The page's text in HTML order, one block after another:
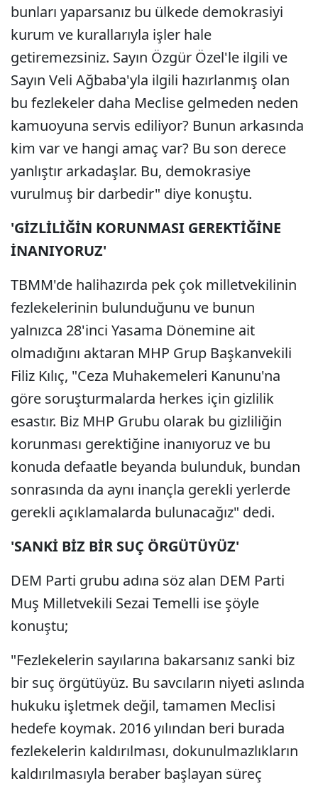
bunları yaparsanız bu ülkede demokrasiyi
kurum ve kurallarıyla işler hale
getiremezsiniz. Sayın Özgür Özel'le ilgili ve
Sayın Veli Ağbaba'yla ilgili hazırlanmış olan
bu fezlekeler daha Meclise gelmeden neden
kamuoyuna servis ediliyor? Bunun arkasında
kim var ve hangi amaç var? Bu son derece
yanlıştır arkadaşlar. Bu, demokrasiye
vurulmuş bir darbedir" diye konuştu.
'GİZLİLİĞİN KORUNMASI GEREKTİĞİNE
İNANIYORUZ'
TBMM'de halihazırda pek çok milletvekilinin
fezlekelerinin bulunduğunu ve bunun
yalnızca 28'inci Yasama Dönemine ait
olmadığını aktaran MHP Grup Başkanvekili
Filiz Kılıç, "Ceza Muhakemeleri Kanunu'na
göre soruşturmalarda herkes için gizlilik
esastır. Biz MHP Grubu olarak bu gizliliğin
korunması gerektiğine inanıyoruz ve bu
konuda defaatle beyanda bulunduk, bundan
sonrasında da aynı inançla gerekli yerlerde
gerekli açıklamalarda bulunacağız" dedi.
'SANKİ BİZ BİR SUÇ ÖRGÜTÜYÜZ'
DEM Parti grubu adına söz alan DEM Parti
Muş Milletvekili Sezai Temelli ise şöyle
konuştu;
"Fezlekelerin sayılarına bakarsanız sanki biz
bir suç örgütüyüz. Bu savcıların niyeti aslında
hukuku işletmek değil, tamamen Meclisi
hedefe koymak. 2016 yılından beri burada
fezlekelerin kaldırılması, dokunulmazlıkların
kaldırılmasıyla beraber başlayan süreç